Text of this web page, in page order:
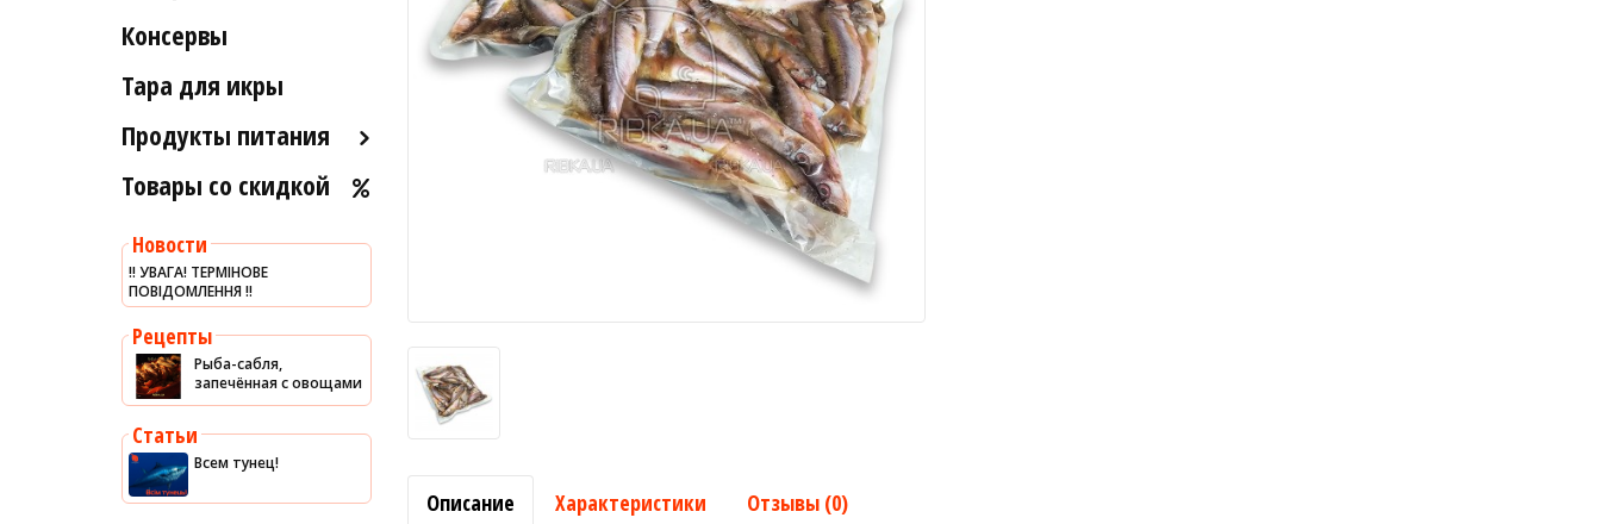
Морские ежи
Улитки
Устрицы
Рыба слабосоленая
Рыба холодного и
Индейка
Консервы
Тара для икры
Продукты питания
Оливковое масло
Уксус
Сыры
Соусы
Сладости
Рис
Оливки
Мясные изделия
Товары со скидкой
Новости
‼️ УВАГА! ТЕРМІНОВЕ
ПОВІДОМЛЕННЯ ‼️
Рецепты
Рыба-сабля,
запечённая с овощами
Статьи
Всем тунец!
Описание Характеристики Отзывы (0)